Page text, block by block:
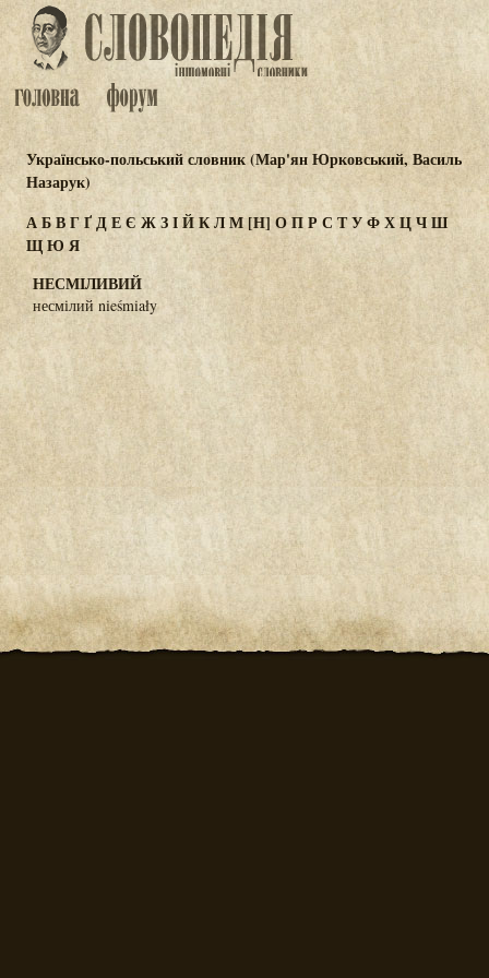
Українсько-польський словник (Мар'ян Юрковський, Василь
Назарук)
АБВГҐДЕЄЖЗІЙКЛМ [Н] ОПР С ТУФХЦЧШ
ЩЮЯ
НЕСМІЛИВИЙ
несмілий nieśmiały